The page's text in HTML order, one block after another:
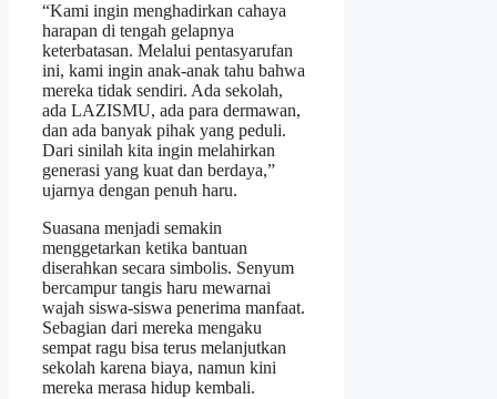
“Kami ingin menghadirkan cahaya
harapan di tengah gelapnya
keterbatasan. Melalui pentasyarufan
ini, kami ingin anak-anak tahu bahwa
mereka tidak sendiri. Ada sekolah,
ada LAZISMU, ada para dermawan,
dan ada banyak pihak yang peduli.
Dari sinilah kita ingin melahirkan
generasi yang kuat dan berdaya,”
ujarnya dengan penuh haru.
Suasana menjadi semakin
menggetarkan ketika bantuan
diserahkan secara simbolis. Senyum
bercampur tangis haru mewarnai
wajah siswa-siswa penerima manfaat.
Sebagian dari mereka mengaku
sempat ragu bisa terus melanjutkan
sekolah karena biaya, namun kini
mereka merasa hidup kembali.